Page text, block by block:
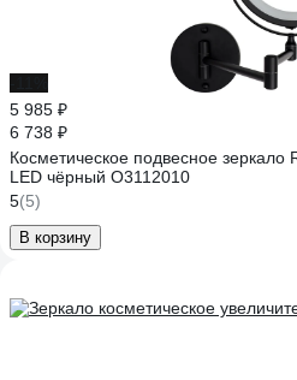
5 985 ₽
6 738 ₽
Косметическое подвесное зеркало
LED чёрный О3112010
5(5)
В корзину